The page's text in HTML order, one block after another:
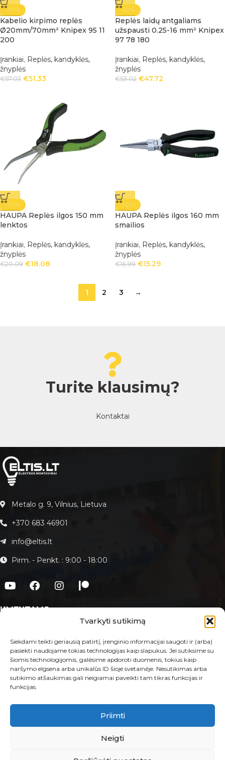
Tvarkyti sutikimą
Siekdami teikti geriausią patirtį, įrenginio informacijai saugoti ir (arba)
pasiekti naudojame tokias technologijas kaip slapukus. Jei sutiksime su
šiomis technologijomis, galėsime apdoroti duomenis, tokius kaip
naršymo elgsena arba unikalūs ID šioje svetainėje. Nesutikimas arba
sutikimo atšaukimas gali neigiamai paveikti tam tikras funkcijas ir
funkcijas.
Priimti
Neigti
-10%
Kabelio kirpimo replės
Ø20mm/70mm² Knipex 95 11
200
Įrankiai, Replės, kandyklės,
žnyplės
€57.03 €51.33
-10%
Replės laidų antgaliams
užspausti 0.25-16 mm² Knipex
97 78 180
Įrankiai, Replės, kandyklės,
žnyplės
€53.02 €47.72
-10%
HAUPA Replės ilgos 150 mm
lenktos
Įrankiai, Replės, kandyklės,
žnyplės
€20.09 €18.08
-10%
HAUPA Replės ilgos 160 mm
smailios
Įrankiai, Replės, kandyklės,
žnyplės
€16.99 €15.29
1 2 3 →
Turite klausimų?
Kontaktai
Metalo g. 9, Vilnius, Lietuva
+370 683 46901
info@eltis.lt
Pirm. - Penkt. : 9:00 - 18:00
KLIENTAMS
Paslaugos
Kontaktai
E-PARDUOTUVĖ
Taisyklės ir sąlygos
Prekių grąžinimas ir garantija
MB Eltis 2023 © Visos teisės saugomos.